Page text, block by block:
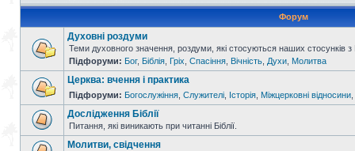
Форум
Духовні роздуми
Теми духовного значення, роздуми, які стосуються наших стосунків з
Підфоруми: Бог, Біблія Гріх Спасіння Вічність Духи Молитва
Церква: вчення і практика
Підфоруми: Богослужіння Служителі Історія Міжцерковні відносини
Дослідження Біблії
Питання, які виникають при читанні Біблії.
Молитви, свідчення